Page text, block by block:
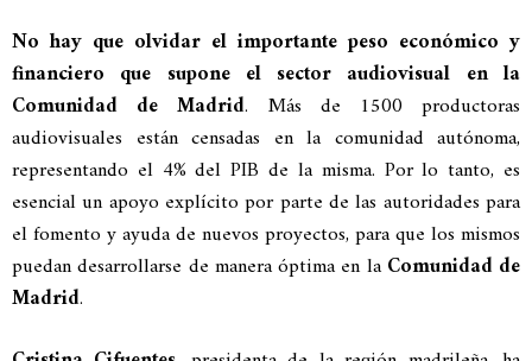
No hay que olvidar el importante peso económico y
financiero que supone el sector audiovisual en la
Comunidad de Madrid. Más de 1500 productoras
audiovisuales están censadas en la comunidad autónoma,
representando el 4% del PIB de la misma. Por lo tanto, es
esencial un apoyo explícito por parte de las autoridades para
el fomento y ayuda de nuevos proyectos, para que los mismos
puedan desarrollarse de manera óptima en la Comunidad de
Madrid.